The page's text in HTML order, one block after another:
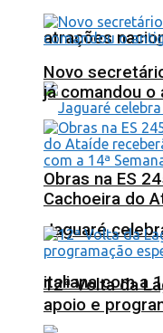
atrações
Jaguaré
italiana com a
Novo
já comandou o
Obras na ES
Cachoeira do
12ª Volta da
apoio e